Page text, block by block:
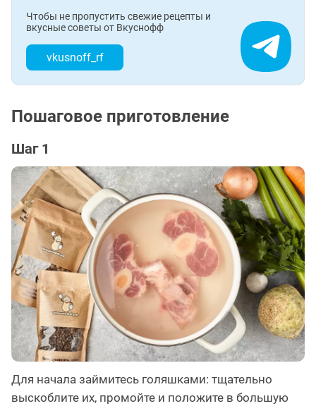
Чтобы не пропустить свежие рецепты и
вкусные советы от Вкуснофф
vkusnoff_rf
Пошаговое приготовление
Шаг 1
Для начала займитесь голяшками: тщательно
выскоблите их, промойте и положите в большую